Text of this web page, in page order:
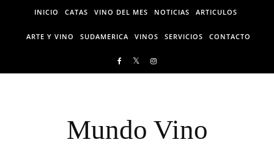
Skip to content
INICIO CATAS VINO DEL MES NOTICIAS ARTICULOS
ARTE Y VINO SUDAMERICA VINOS SERVICIOS CONTACTO
Mundo Vino